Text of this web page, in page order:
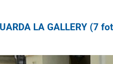
LA GALLERY (7